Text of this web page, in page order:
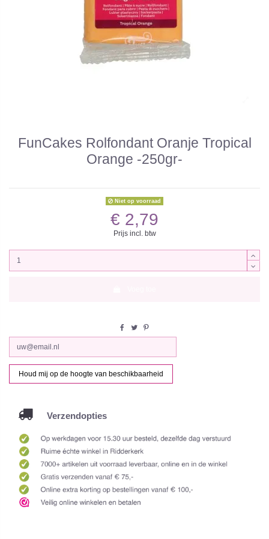
FunCakes Rolfondant Oranje Tropical
Orange -250gr-
Niet op voorraad
€ 2,79
Prijs incl. btw
Verzendopties